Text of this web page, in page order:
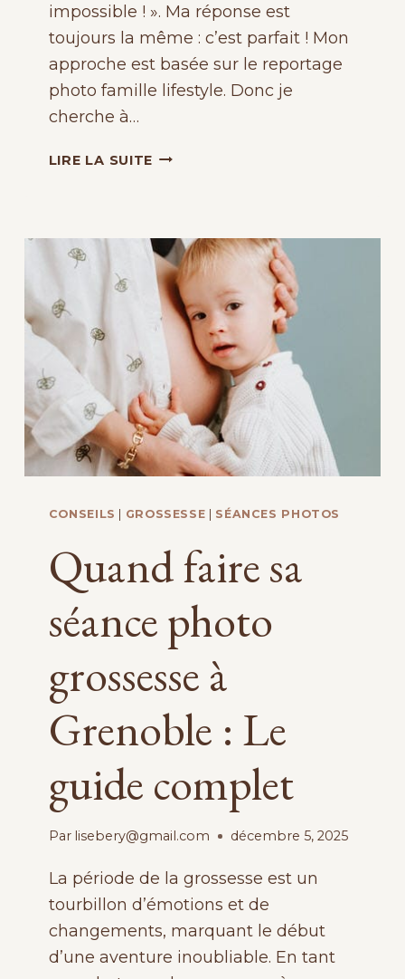
impossible ! ». Ma réponse est
toujours la même : c’est parfait ! Mon
approche est basée sur le reportage
photo famille lifestyle. Donc je
cherche à…
LIRE LA SUITE SHOOTING
FAMILLE
AVEC
DES
ENFANTS
BOUGENT
:
5
ASTUCES
CONSEILS GROSSESSE SÉANCES PHOTOS
Quand faire sa
séance photo
grossesse à
Grenoble : Le
guide complet
Par lisebery@gmail.com décembre 5, 2025
La période de la grossesse est un
tourbillon d’émotions et de
changements, marquant le début
d’une aventure inoubliable. En tant